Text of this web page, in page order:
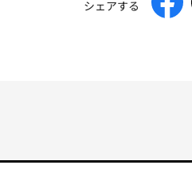
シェアする